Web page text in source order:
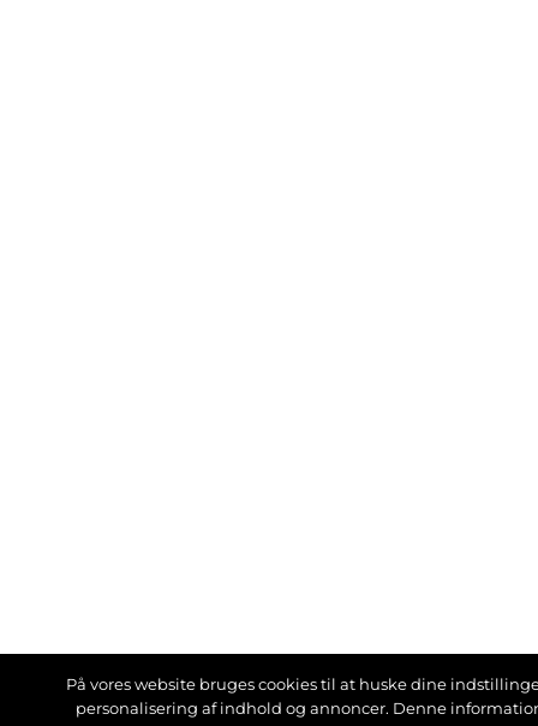
På vores website bruges cookies til at huske dine
personalisering af indhold og annoncer. Denne